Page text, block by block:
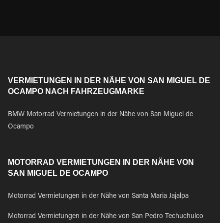
VERMIETUNGEN IN DER NÄHE VON SAN MIGUEL DE
OCAMPO NACH FAHRZEUGMARKE
BMW Motorrad Vermietungen in der Nähe von San Miguel de
Ocampo
MOTORRAD VERMIETUNGEN IN DER NÄHE VON
SAN MIGUEL DE OCAMPO
Motorrad Vermietungen in der Nähe von Santa Maria Jajalpa
Motorrad Vermietungen in der Nähe von San Pedro Techuchulco